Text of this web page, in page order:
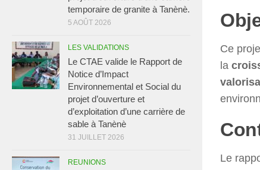
Ce
la
Le
temporaire de granite à Tanènè.
5 AOÛT 2026
LES VALIDATIONS
Le CTAE valide le Rapport de
Notice d’Impact
Environnemental et Social du
projet d’ouverture et
d’exploitation d’une carrière de
sable à Tanènè
31 JUILLET 2026
REUNIONS